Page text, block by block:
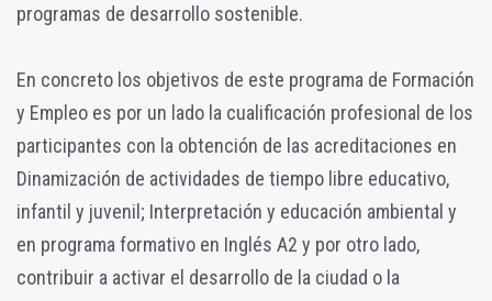
programas de desarrollo sostenible.
En concreto los objetivos de este programa de Formación
y Empleo es por un lado la cualificación profesional de los
participantes con la obtención de las acreditaciones en
Dinamización de actividades de tiempo libre educativo,
infantil y juvenil; Interpretación y educación ambiental y
en programa formativo en Inglés A2 y por otro lado,
contribuir a activar el desarrollo de la ciudad o la